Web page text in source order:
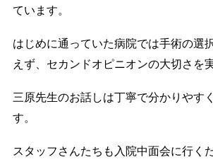
ています。
はじめに通っていた病院では手術の選
えず、セカンドオピニオンの大切さを
三原先生のお話しは丁寧で分かりやす
す。
スタッフさんたちも入院中面会に行く